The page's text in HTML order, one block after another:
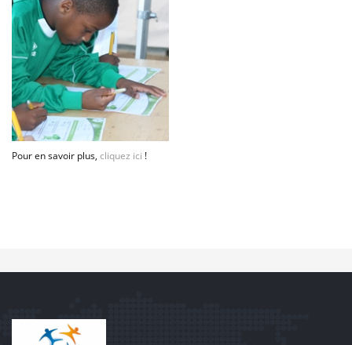
Pour en savoir plus, cliquez ici !